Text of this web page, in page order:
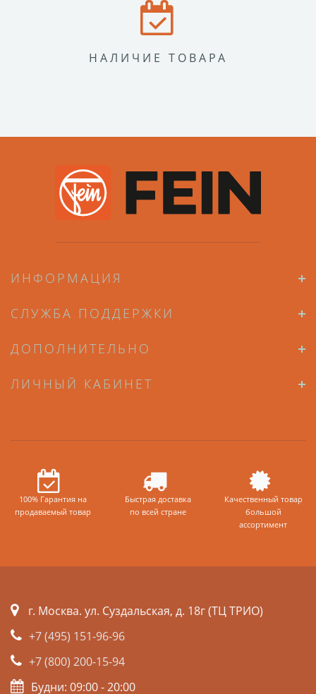
НАЛИЧИЕ ТОВАРА
ИНФОРМАЦИЯ
СЛУЖБА ПОДДЕРЖКИ
ДОПОЛНИТЕЛЬНО
ЛИЧНЫЙ КАБИНЕТ
100% Гарантия на
продаваемый товар
Быстрая доставка
по всей стране
Качественный товар
большой
ассортимент
г. Москва. ул. Суздальская, д. 18г (ТЦ ТРИО)
+7 (495) 151-96-96
+7 (800) 200-15-94
Будни: 09:00 - 20:00